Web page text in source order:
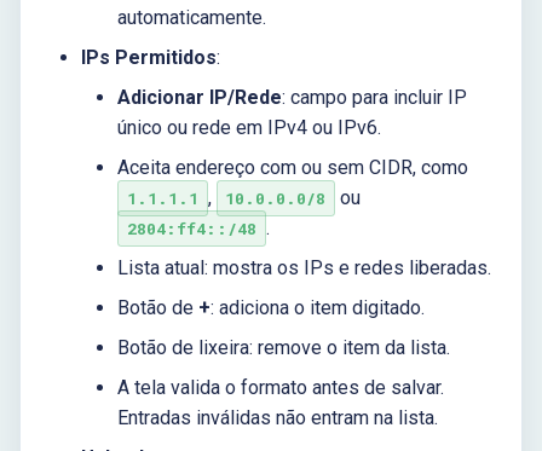
automaticamente.
IPs Permitidos:
Adicionar IP/Rede: campo para incluir IP
único ou rede em IPv4 ou IPv6.
Aceita endereço com ou sem CIDR, como
1.1.1.1 , 10.0.0.0/8 ou
2804:ff4::/48 .
Lista atual: mostra os IPs e redes liberadas.
Botão de +: adiciona o item digitado.
Botão de lixeira: remove o item da lista.
A tela valida o formato antes de salvar.
Entradas inválidas não entram na lista.